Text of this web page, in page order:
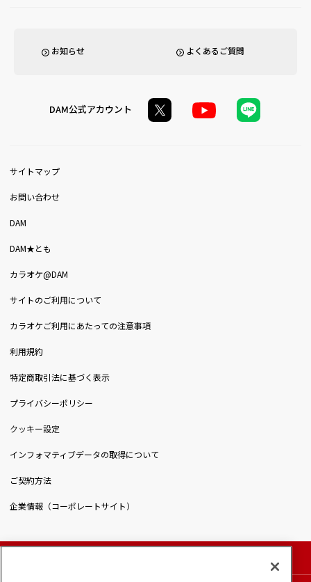
お知らせ よくあるご質問
DAM公式アカウント
サイトマップ
お問い合わせ
DAM
DAM★とも
カラオケ@DAM
サイトのご利用について
カラオケご利用にあたっての注意事項
利用規約
特定商取引法に基づく表示
プライバシーポリシー
クッキー設定
インフォマティブデータの取得について
ご契約方法
企業情報（コーポレートサイト）